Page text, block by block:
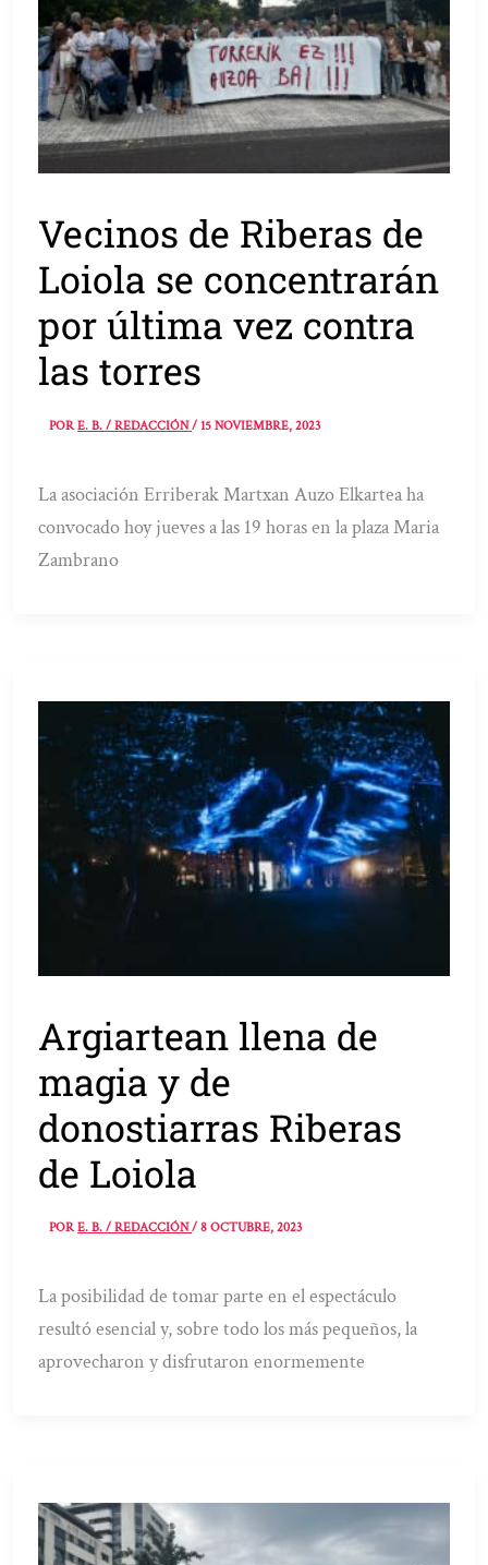
Vecinos de Riberas de
Loiola se concentrarán
por última vez contra
las torres
PORE. B. / REDACCIÓN/15 NOVIEMBRE, 2023
La asociación Erriberak Martxan Auzo Elkartea ha
convocado hoy jueves a las 19 horas en la plaza Maria
Zambrano
Argiartean llena de
magia y de
donostiarras Riberas
de Loiola
PORE. B. / REDACCIÓN/8 OCTUBRE, 2023
La posibilidad de tomar parte en el espectáculo
resultó esencial y, sobre todo los más pequeños, la
aprovecharon y disfrutaron enormemente